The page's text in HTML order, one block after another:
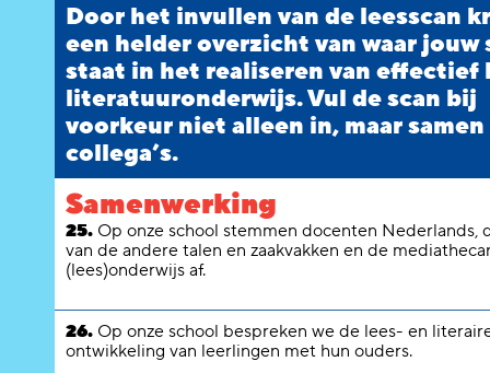
Door het invullen van de leesscan
een helder overzicht van waar jouw
staat in het realiseren van effectief
literatuuronderwijs. Vul de scan bij
voorkeur niet alleen in, maar
collega’s.
Samenwerking
25. Op onze school stemmen docenten Nederlands,
van de andere talen en zaakvakken en de
(lees)onderwijs af.
26. Op onze school bespreken we de lees- en
ontwikkeling van leerlingen met hun ouders.